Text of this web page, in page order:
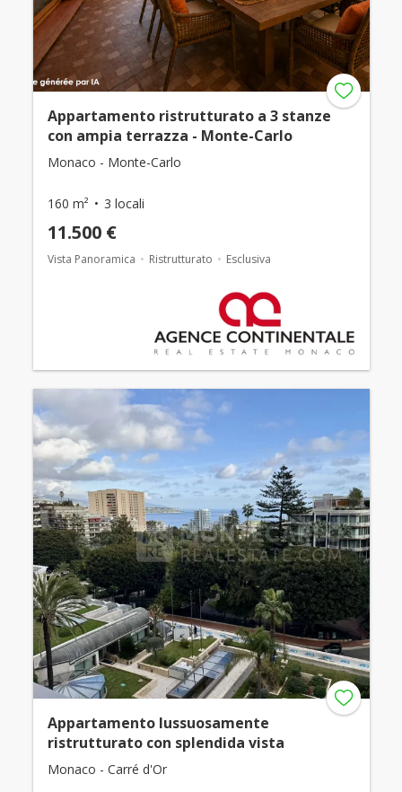
Appartamento ristrutturato a 3 stanze
con ampia terrazza - Monte-Carlo
Monaco - Monte-Carlo
160 m² 3 locali
11.500 €
Vista Panoramica Ristrutturato Esclusiva
Appartamento lussuosamente
ristrutturato con splendida vista
Monaco - Carré d'Or